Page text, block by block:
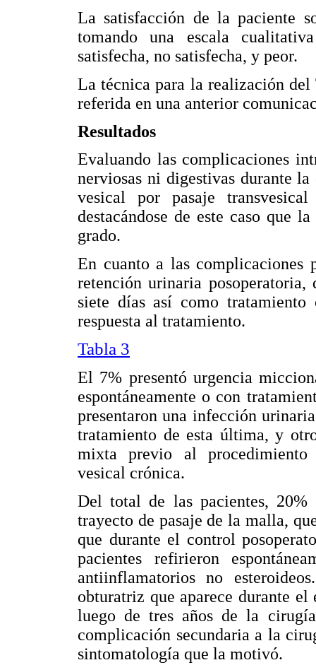
La satisfacción de la paciente
tomando una escala
satisfecha, no satisfecha, y peor.
La técnica para la realización
referida en una anterior
Resultados
Evaluando las complicaciones
nerviosas ni digestivas durante
vesical por pasaje
destacándose de este caso que
grado.
En cuanto a las complicaciones
retención urinaria
siete días así como tratamiento
respuesta al tratamiento.
Tabla 3
El 7% presentó urgencia
espontáneamente o con
presentaron una infección
tratamiento de esta última, y
mixta previo al procedimiento
vesical crónica.
Del total de las pacientes, 20%
trayecto de pasaje de la malla,
que durante el control
pacientes refirieron
antiinflamatorios no
obturatriz que aparece durante
luego de tres años de la
complicación secundaria a la
sintomatología que la motivó.